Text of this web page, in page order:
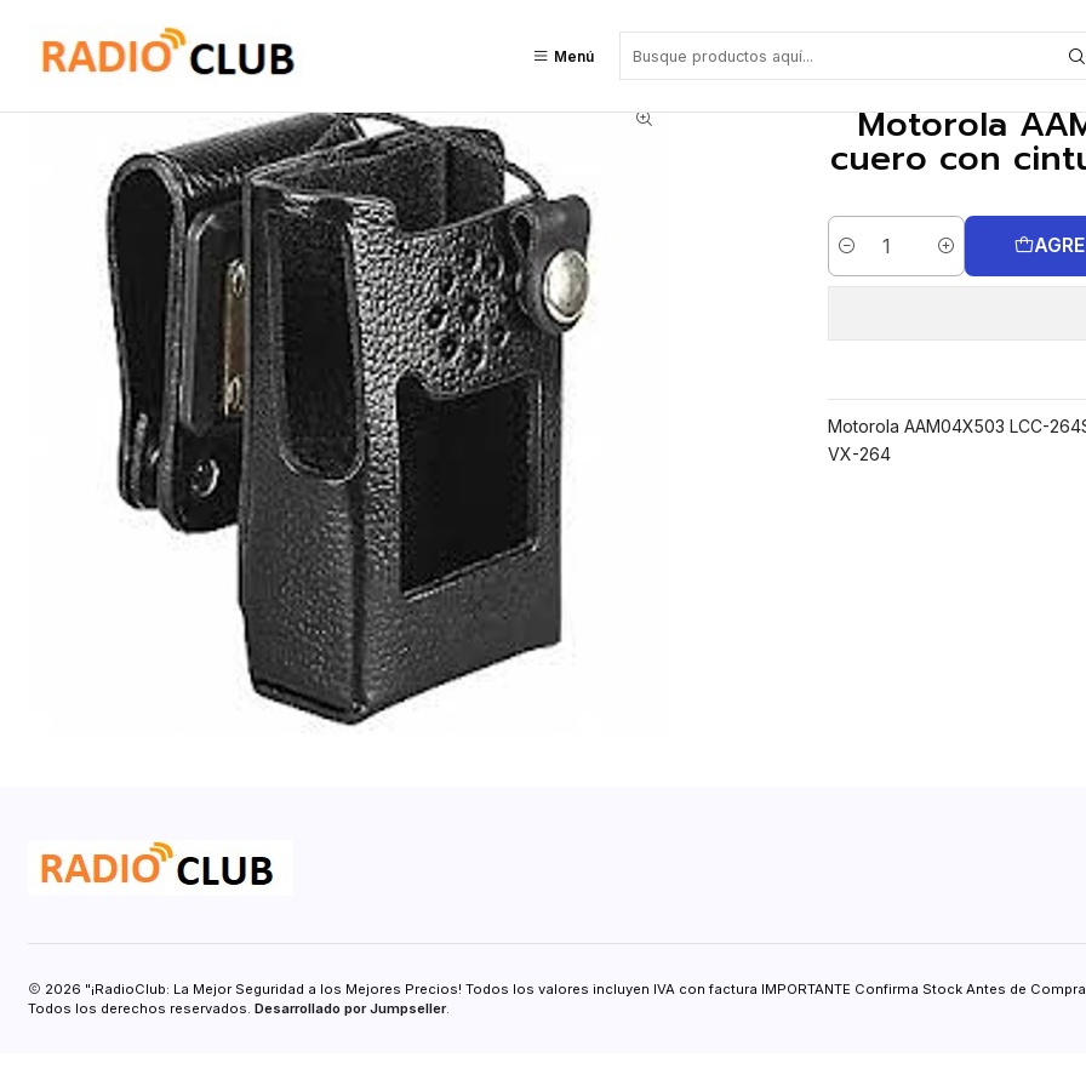
Menú
Pechera Porta radios Estuches
Motorola
cuero con
Cantidad
Motorola AAM04X503 LCC-
VX-264
2026 "¡RadioClub: La Mejor Seguridad a los Mejores Precios! Todos los valores incluyen IVA con factura IMPORTANTE Confirma Stock Antes de
Todos los derechos reservados. Desarrollado por Jumpseller.